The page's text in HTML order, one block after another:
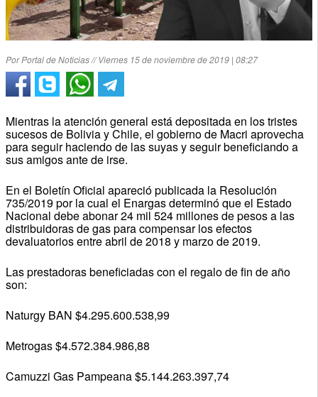
Por Portal de Noticias // Viernes 15 de noviembre de 2019 | 08:27
Mientras la atención general está depositada en los tristes
sucesos de Bolivia y Chile, el gobierno de Macri aprovecha
para seguir haciendo de las suyas y seguir beneficiando a
sus amigos ante de irse.
En el Boletín Oficial apareció publicada la Resolución
735/2019 por la cual el Enargas determinó que el Estado
Nacional debe abonar 24 mil 524 millones de pesos a las
distribuidoras de gas para compensar los efectos
devaluatorios entre abril de 2018 y marzo de 2019.
Las prestadoras beneficiadas con el regalo de fin de año
son:
Naturgy BAN $4.295.600.538,99
Metrogas $4.572.384.986,88
Camuzzi Gas Pampeana $5.144.263.397,74